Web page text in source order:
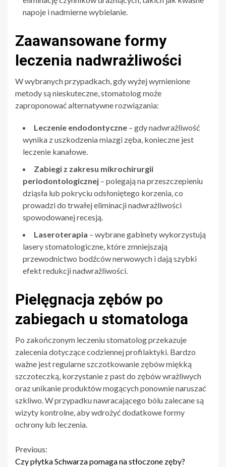
napoje i nadmierne wybielanie.
Zaawansowane formy
leczenia nadwrażliwości
W wybranych przypadkach, gdy wyżej wymienione
metody są nieskuteczne, stomatolog może
zaproponować alternatywne rozwiązania:
Leczenie endodontyczne – gdy nadwrażliwość
wynika z uszkodzenia miazgi zęba, konieczne jest
leczenie kanałowe.
Zabiegi z zakresu mikrochirurgii
periodontologicznej – polegają na przeszczepieniu
dziąsła lub pokryciu odsłoniętego korzenia, co
prowadzi do trwałej eliminacji nadwrażliwości
spowodowanej recesją.
Laseroterapia – wybrane gabinety wykorzystują
lasery stomatologiczne, które zmniejszają
przewodnictwo bodźców nerwowych i dają szybki
efekt redukcji nadwrażliwości.
Pielęgnacja zębów po
zabiegach u stomatologa
Po zakończonym leczeniu stomatolog przekazuje
zalecenia dotyczące codziennej profilaktyki. Bardzo
ważne jest regularne szczotkowanie zębów miękką
szczoteczką, korzystanie z past do zębów wrażliwych
oraz unikanie produktów mogących ponownie naruszać
szkliwo. W przypadku nawracającego bólu zalecane są
wizyty kontrolne, aby wdrożyć dodatkowe formy
ochrony lub leczenia.
Continue
Previous:
Czy płytka Schwarza pomaga na stłoczone zęby?